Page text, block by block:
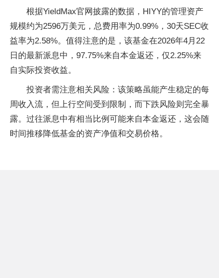
根据YieldMax官网披露的数据，HIYY的管理资产
规模约为2596万美元，总费用率为0.99%，30天SEC收
益率为2.58%。值得注意的是，该基金在2026年4月22
日的最新派息中，97.75%来自本金返还，仅2.25%来
自实际投资收益。
投资者需注意相关风险：该策略虽能产生稳定的每
周收入流，但上行空间受到限制，而下跌风险则完全暴
露。过往派息中有相当比例可能来自本金返还，这会随
时间推移降低基金的资产净值和交易价格。